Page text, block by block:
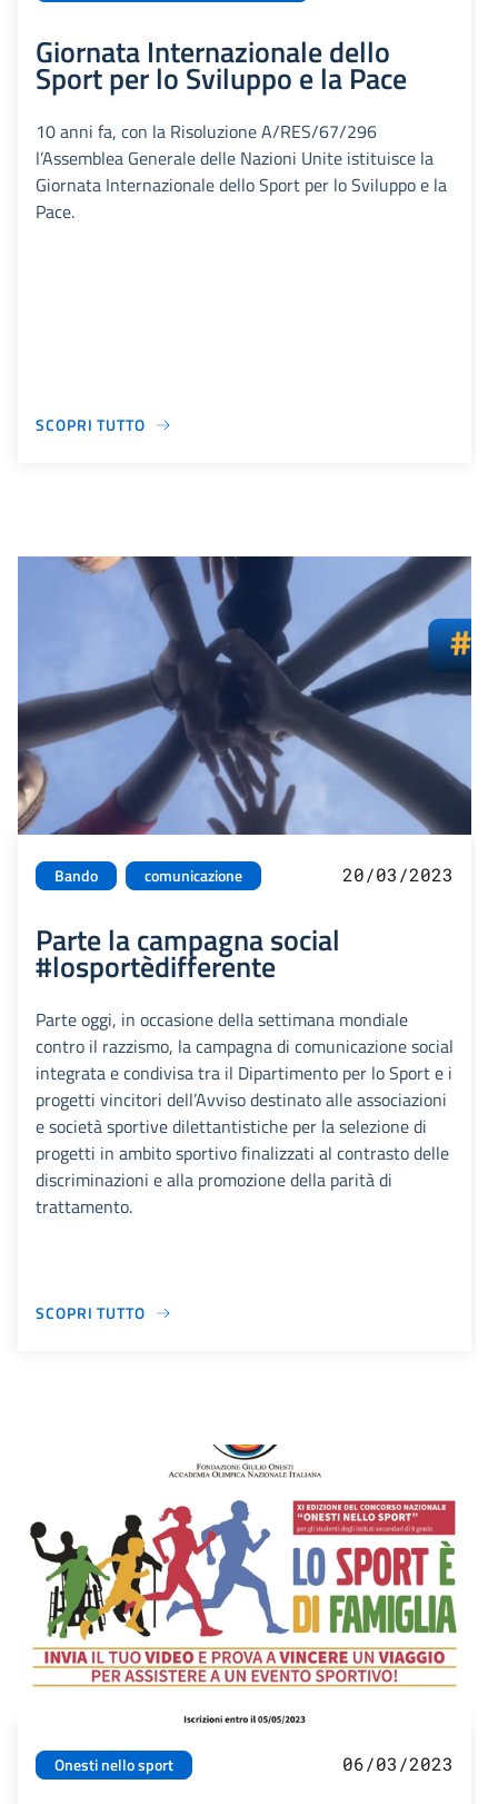
Giornata Internazionale dello
Sport per lo Sviluppo e la Pace
10 anni fa, con la Risoluzione A/RES/67/296
l’Assemblea Generale delle Nazioni Unite istituisce la
Giornata Internazionale dello Sport per lo Sviluppo e la
Pace.
SCOPRI TUTTO
Bando comunicazione 20/03/2023
Parte la campagna social
#losportèdifferente
Parte oggi, in occasione della settimana mondiale
contro il razzismo, la campagna di comunicazione social
integrata e condivisa tra il Dipartimento per lo Sport e i
progetti vincitori dell’Avviso destinato alle associazioni
e società sportive dilettantistiche per la selezione di
progetti in ambito sportivo finalizzati al contrasto delle
discriminazioni e alla promozione della parità di
trattamento.
SCOPRI TUTTO
Onesti nello sport 06/03/2023